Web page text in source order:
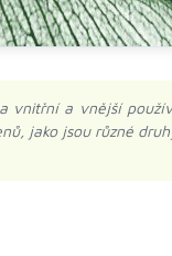
vnitřní a vnější
jako jsou různé
průniku škodlivin
se